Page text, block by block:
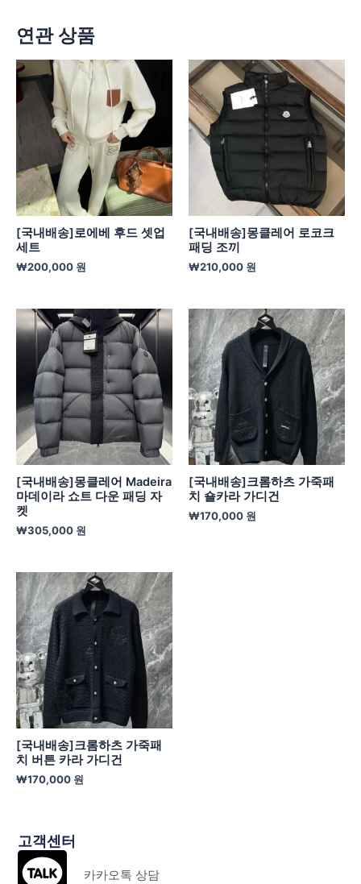
연관 상품
[국내배송]로에베 후드 셋업
세트
₩200,000 원
[국내배송]몽클레어 로코크
패딩 조끼
₩210,000 원
[국내배송]몽클레어 Madeira
마데이라 쇼트 다운 패딩 자
켓
₩305,000 원
[국내배송]크롬하츠 가죽패
치 숄카라 가디건
₩170,000 원
[국내배송]크롬하츠 가죽패
치 버튼 카라 가디건
₩170,000 원
고객센터
카카오톡 상담